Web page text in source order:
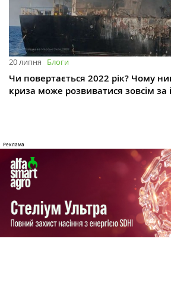
20 липня Блоги
Чи повертається 2022 рік? Чому
криза може розвиватися зовсім